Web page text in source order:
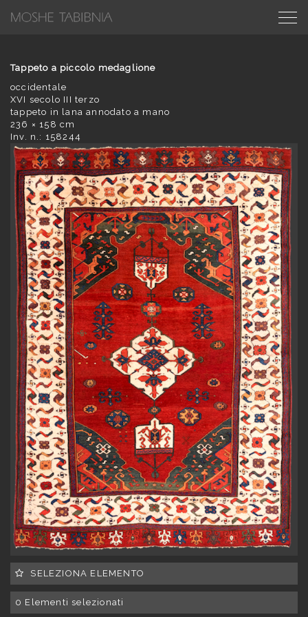
Tappeto a piccolo medaglione
occidentale
XVI secolo III terzo
tappeto in lana annodato a mano
236 × 158 cm
Inv. n.: 158244
SELEZIONA ELEMENTO
0 Elementi selezionati